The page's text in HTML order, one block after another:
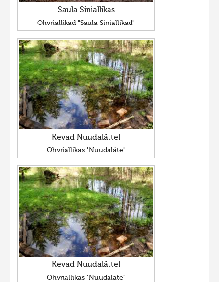
Saula Siniallikas
Ohvriallikad "Saula Siniallikad"
Kevad Nuudalättel
Ohvriallikas "Nuudaläte"
Kevad Nuudalättel
Ohvriallikas "Nuudaläte"